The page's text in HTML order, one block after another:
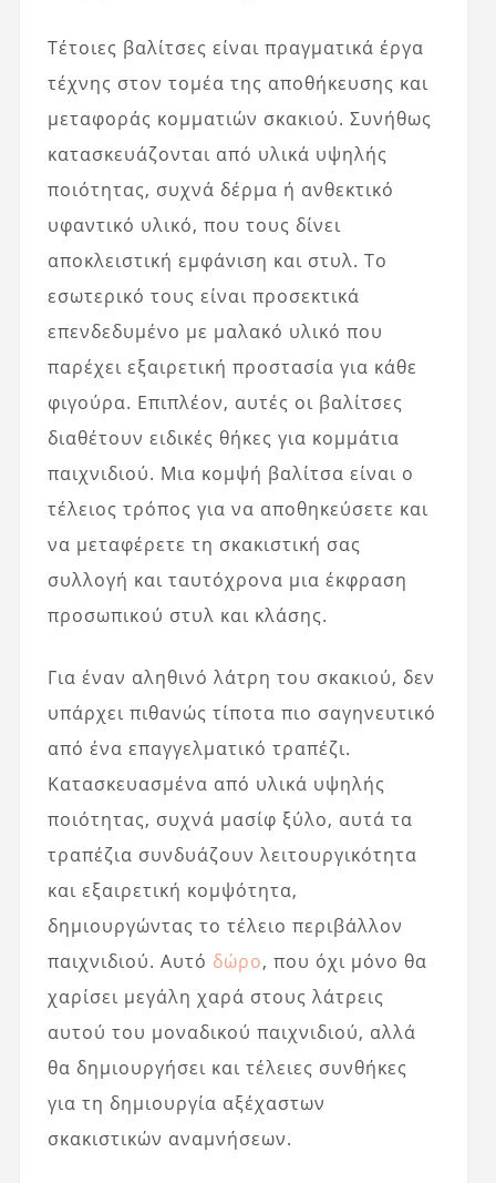
Τέτοιες βαλίτσες είναι πραγματικά έργα
τέχνης στον τομέα της αποθήκευσης και
μεταφοράς κομματιών σκακιού. Συνήθως
κατασκευάζονται από υλικά υψηλής
ποιότητας, συχνά δέρμα ή ανθεκτικό
υφαντικό υλικό, που τους δίνει
αποκλειστική εμφάνιση και στυλ. Το
εσωτερικό τους είναι προσεκτικά
επενδεδυμένο με μαλακό υλικό που
παρέχει εξαιρετική προστασία για κάθε
φιγούρα. Επιπλέον, αυτές οι βαλίτσες
διαθέτουν ειδικές θήκες για κομμάτια
παιχνιδιού. Μια κομψή βαλίτσα είναι ο
τέλειος τρόπος για να αποθηκεύσετε και
να μεταφέρετε τη σκακιστική σας
συλλογή και ταυτόχρονα μια έκφραση
προσωπικού στυλ και κλάσης.
Για έναν αληθινό λάτρη του σκακιού, δεν
υπάρχει πιθανώς τίποτα πιο σαγηνευτικό
από ένα επαγγελματικό τραπέζι.
Κατασκευασμένα από υλικά υψηλής
ποιότητας, συχνά μασίφ ξύλο, αυτά τα
τραπέζια συνδυάζουν λειτουργικότητα
και εξαιρετική κομψότητα,
δημιουργώντας το τέλειο περιβάλλον
παιχνιδιού. Αυτό δώρο, που όχι μόνο θα
χαρίσει μεγάλη χαρά στους λάτρεις
αυτού του μοναδικού παιχνιδιού, αλλά
θα δημιουργήσει και τέλειες συνθήκες
για τη δημιουργία αξέχαστων
σκακιστικών αναμνήσεων.